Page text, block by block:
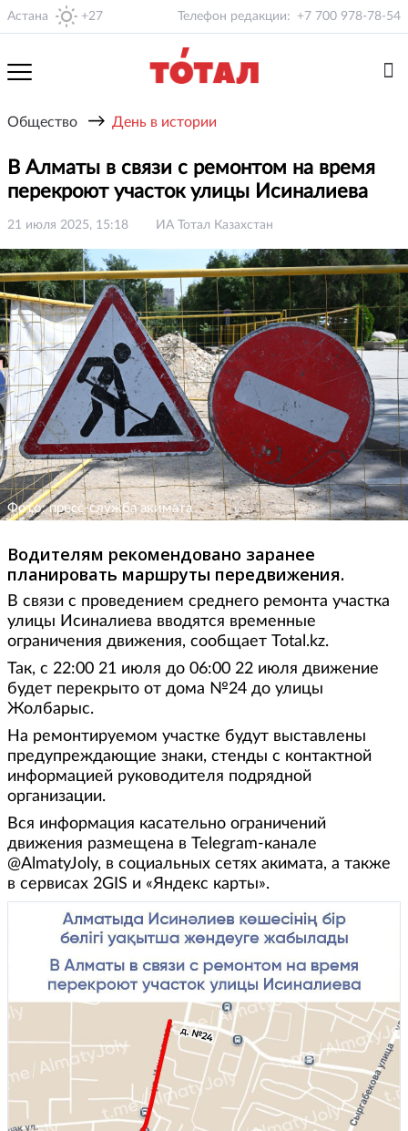
Астана +27 Телефон редакции: +7 700 978-78-54
Общество → День в истории
В Алматы в связи с ремонтом на время
перекроют участок улицы Исиналиева
21 июля 2025, 15:18 ИА Тотал Казахстан
Фото: пресс-служба акимата
Водителям рекомендовано заранее
планировать маршруты передвижения.
В связи с проведением среднего ремонта участка
улицы Исиналиева вводятся временные
ограничения движения, сообщает Total.kz.
Так, с 22:00 21 июля до 06:00 22 июля движение
будет перекрыто от дома №24 до улицы
Жолбарыс.
На ремонтируемом участке будут выставлены
предупреждающие знаки, стенды с контактной
информацией руководителя подрядной
организации.
Вся информация касательно ограничений
движения размещена в Telegram-канале
@AlmatyJoly, в социальных сетях акимата, а также
в сервисах 2GIS и «Яндекс карты».